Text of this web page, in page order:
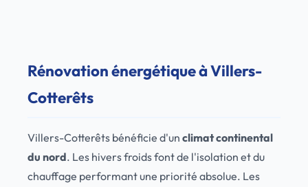
Rénovation énergétique à Villers-
Cotterêts
Villers-Cotterêts bénéficie d'un climat continental
du nord. Les hivers froids font de l'isolation et du
chauffage performant une priorité absolue. Les